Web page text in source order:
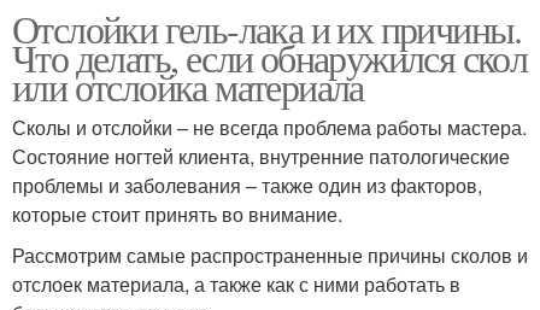
Отслойки гель-лака и их причины.
Что делать, если обнаружился скол
или отслойка материала
Сколы и отслойки – не всегда проблема работы мастера.
Состояние ногтей клиента, внутренние патологические
проблемы и заболевания – также один из факторов,
которые стоит принять во внимание.
Рассмотрим самые распространенные причины сколов и
отслоек материала, а также как с ними работать в